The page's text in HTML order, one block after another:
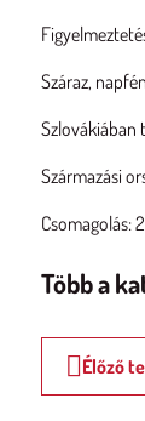
Száraz,
Szlovákiában
Származási
Csomagolás:
Több a
Élőző